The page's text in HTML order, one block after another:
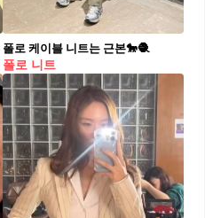
폴로 케이블 니트는 근본🐎🧶​
폴로 니트